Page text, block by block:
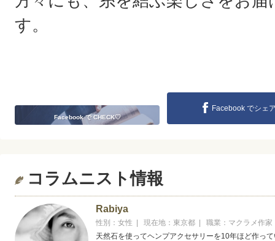
す。
Facebook で CHECK♡
Facebook でシェ
コラムニスト情報
Rabiya
性別：女性 | 現在地：東京都 | 職業：マクラメ作家
天然石を使ってヘンプアクセサリーを10年ほど作っ